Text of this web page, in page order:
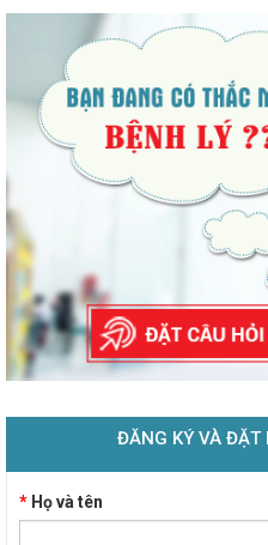
ĐĂNG KÝ VÀ ĐẶT
* Họ và tên